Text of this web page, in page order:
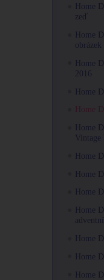
Home
zeď
Home
obrázek
Home
2016
Home
Home
Home
Vintage
Home
Home
Home
Home
Home
Home
Home